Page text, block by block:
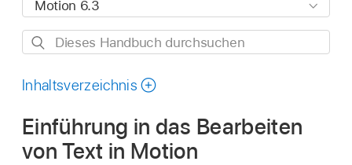
Dieses
durchsuchen
Inhaltsverzeichnis
Einführung in das Bearbeiten
von Text in Motion